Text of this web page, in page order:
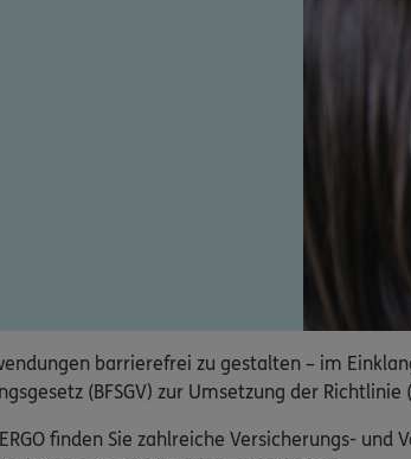
barrierefrei zu gestalten – im
(BFSGV) zur Umsetzung der Richtlinie
finden Sie zahlreiche Versicherungs-